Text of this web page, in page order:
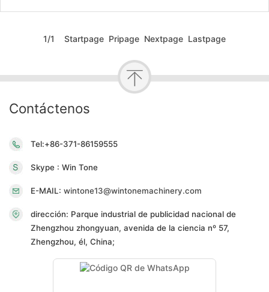
1/1 Startpage Pripage Nextpage Lastpage
Contáctenos
Tel:+86-371-86159555
Skype : Win Tone
E-MAIL: wintone13@wintonemachinery.com
dirección: Parque industrial de publicidad nacional de
Zhengzhou zhongyuan, avenida de la ciencia nº 57,
Zhengzhou, él, China;